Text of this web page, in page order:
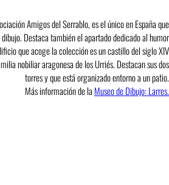
Amigos del Serrablo, es el único en España que
Destaca también el apartado dedicado al humor
que acoge la colección es un castillo del siglo XIV
nobiliar aragonesa de los Urriés. Destacan sus dos
torres y que está organizado entorno a un patio.
Más información de la Museo de Dibujo: Larres.